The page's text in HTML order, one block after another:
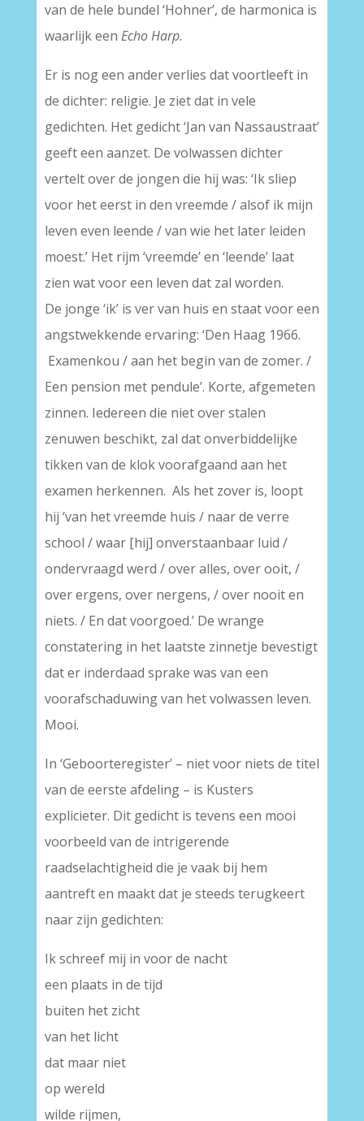
van de hele bundel ‘Hohner’, de harmonica is
waarlijk een Echo Harp.
Er is nog een ander verlies dat voortleeft in
de dichter: religie. Je ziet dat in vele
gedichten. Het gedicht ‘Jan van Nassaustraat’
geeft een aanzet. De volwassen dichter
vertelt over de jongen die hij was: ‘Ik sliep
voor het eerst in den vreemde / alsof ik mijn
leven even leende / van wie het later leiden
moest.’ Het rijm ‘vreemde’ en ‘leende’ laat
zien wat voor een leven dat zal worden.
De jonge ‘ik’ is ver van huis en staat voor een
angstwekkende ervaring: ‘Den Haag 1966.
Examenkou / aan het begin van de zomer. /
Een pension met pendule’. Korte, afgemeten
zinnen. Iedereen die niet over stalen
zenuwen beschikt, zal dat onverbiddelijke
tikken van de klok voorafgaand aan het
examen herkennen. Als het zover is, loopt
hij ‘van het vreemde huis / naar de verre
school / waar [hij] onverstaanbaar luid /
ondervraagd werd / over alles, over ooit, /
over ergens, over nergens, / over nooit en
niets. / En dat voorgoed.’ De wrange
constatering in het laatste zinnetje bevestigt
dat er inderdaad sprake was van een
voorafschaduwing van het volwassen leven.
Mooi.
In ‘Geboorteregister’ – niet voor niets de titel
van de eerste afdeling – is Kusters
explicieter. Dit gedicht is tevens een mooi
voorbeeld van de intrigerende
raadselachtigheid die je vaak bij hem
aantreft en maakt dat je steeds terugkeert
naar zijn gedichten:
Ik schreef mij in voor de nacht
een plaats in de tijd
buiten het zicht
van het licht
dat maar niet
op wereld
wilde rijmen,